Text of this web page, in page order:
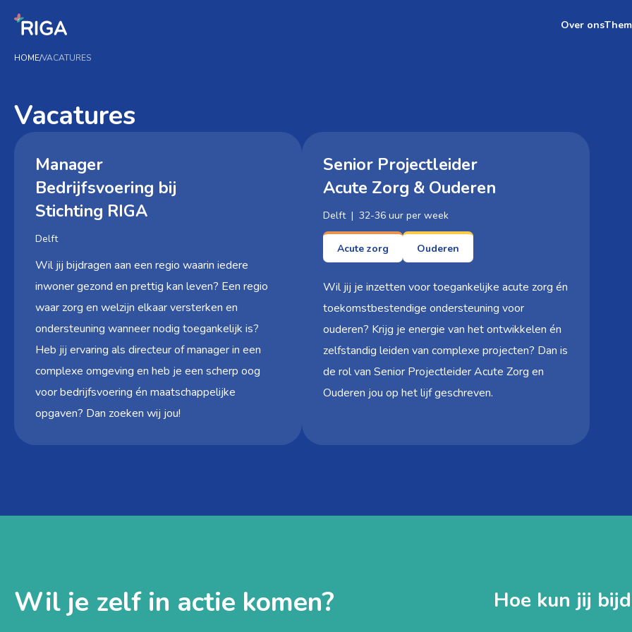
Over ons
HOME/VACATURES
Vacatures
Manager
Bedrijfsvoering bij
Stichting RIGA
Delft
Wil jij bijdragen aan een regio waarin iedere
inwoner gezond en prettig kan leven? Een regio
waar zorg en welzijn elkaar versterken en
ondersteuning wanneer nodig toegankelijk is?
Heb jij ervaring als directeur of manager in een
complexe omgeving en heb je een scherp oog
voor bedrijfsvoering én maatschappelijke
opgaven? Dan zoeken wij jou!
Senior Projectleider
Acute Zorg & Ouderen
Delft | 32-36 uur per week
Acute zorg Ouderen
Wil jij je inzetten voor toegankelijke acute zorg én
toekomstbestendige ondersteuning voor
ouderen? Krijg je energie van het ontwikkelen én
zelfstandig leiden van complexe projecten? Dan is
de rol van Senior Projectleider Acute Zorg en
Ouderen jou op het lijf geschreven.
Wil je zelf in actie komen? Hoe kun jij